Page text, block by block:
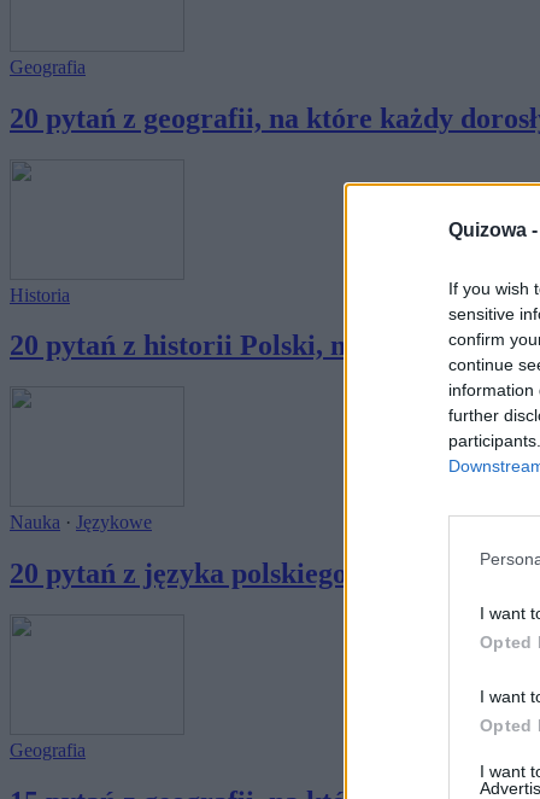
Quizowa -
If you wish
sensitive
confirm
continue
information
further
I want
Opted
I want
Opted
I want
Geografia
20 pytań z geografii, na które każdy
Historia
20 pytań z historii Polski, na które każdy
Nauka · Językowe
20 pytań z języka polskiego, na które
Geografia